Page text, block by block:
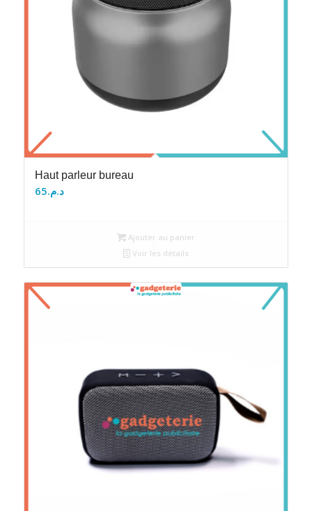
Haut parleur bureau
د.م.65
Ajouter au panier
Voir les détails